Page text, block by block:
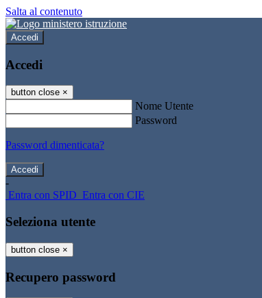
Salta al contenuto
Accedi
Accedi
button close ×
Nome Utente
Password
Password dimenticata?
-
Entra con SPID Entra con CIE
Seleziona utente
button close ×
Recupero password